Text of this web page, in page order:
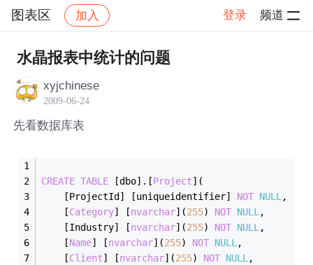
图表区 加入 登录 频道
社区 图表区 帖子详情
水晶报表中统计的问题
xyjchinese
2009-06-24
先看数据库表
CREATE TABLE [dbo].[Project](
	[ProjectId] [uniqueidentifier]
NOT NULL ,
	[
Category] [nvarchar](255) NOT NULL ,
	[Industry] [
nvarchar](255) NOT NULL ,
	[
Name] [nvarchar](255) NOT NULL ,
	[
Client] [nvarchar](255) NOT NULL ,